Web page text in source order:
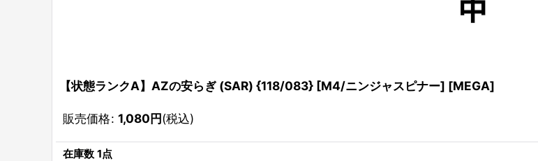
【状態ランクA】AZの安らぎ (SAR) {118/083} [M4/ニンジャスピナー] [MEGA]
販売価格: 1,080円(税込)
在庫数 1点